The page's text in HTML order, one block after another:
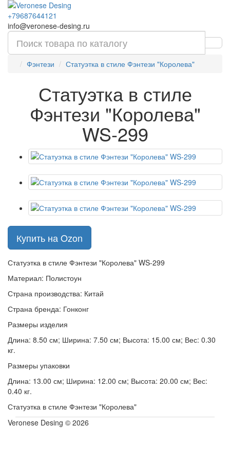
+79687644121
info@veronese-desing.ru
Фэнтези Статуэтка в стиле Фэнтези "Королева"
Статуэтка в стиле
Фэнтези "Королева"
WS-299
Купить на Ozon
Статуэтка в стиле Фэнтези "Королева" WS-299
Материал: Полистоун
Страна производства: Китай
Страна бренда: Гонконг
Размеры изделия
Длина: 8.50 см; Ширина: 7.50 см; Высота: 15.00 см; Вес: 0.30
кг.
Размеры упаковки
Длина: 13.00 см; Ширина: 12.00 см; Высота: 20.00 см; Вес:
0.40 кг.
Статуэтка в стиле Фэнтези "Королева"
Veronese Desing © 2026